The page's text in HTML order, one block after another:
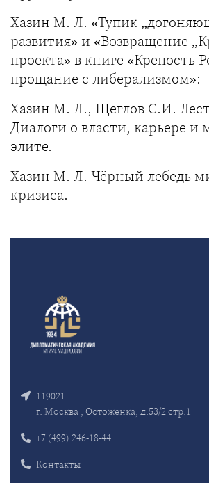
Хазин М. Л. «Тупик
развития» и «Возвращение
проекта» в книге «Крепость
прощание с либерализмом»:
Хазин М. Л., Щеглов С.И.
Диалоги о власти, карьере и
элите.
Хазин М. Л. Чёрный лебедь
кризиса.
119021
г. Москва , Остоженка, д.53/2 стр.1
+7 (499) 246-18-44
Контакты